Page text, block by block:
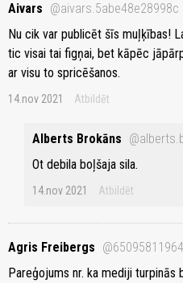
Aivars @aivars.5abe48e28998c
Nu cik var publicēt šīs muļķības!
tic visai tai figņai, bet kāpēc
ar visu to spricēšanos.
14.nov 2021 Atbildēt
Alberts Brokāns
Ot debila boļšaja sila.
14.nov 2021 Atbildēt
Agris Freibergs
Pareģojums nr. ka mediji